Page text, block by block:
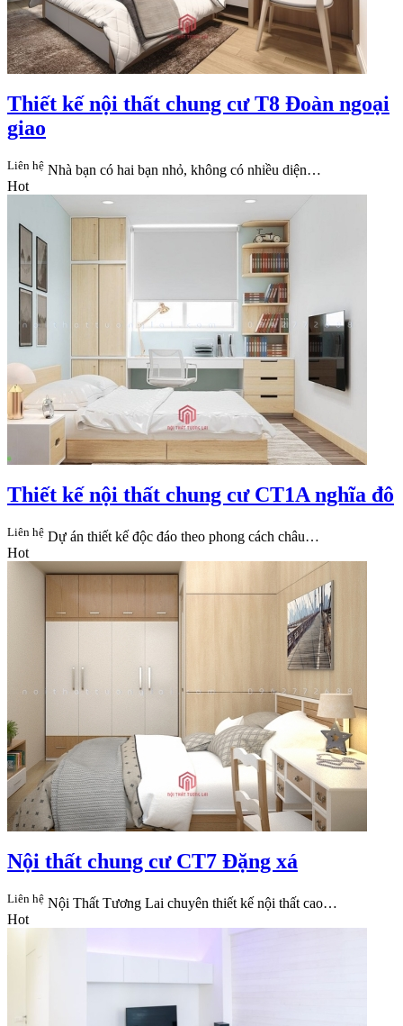
Thiết kế nội thất chung cư T8 Đoàn ngoại
giao
Liên hệ Nhà bạn có hai bạn nhỏ, không có nhiều diện…
Hot
Thiết kế nội thất chung cư CT1A nghĩa đô
Liên hệ Dự án thiết kế độc đáo theo phong cách châu…
Hot
Nội thất chung cư CT7 Đặng xá
Liên hệ Nội Thất Tương Lai​ chuyên thiết kế nội thất cao…
Hot